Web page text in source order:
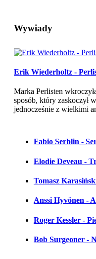
Wywiady
Erik Wiederholtz -
Marka Perlisten
sposób, który zaskoczył
jednocześnie z wielkimi
Fabio Serblin -
Elodie Deveau -
Tomasz
Anssi Hyvönen -
Roger Kessler -
Bob Surgeoner -